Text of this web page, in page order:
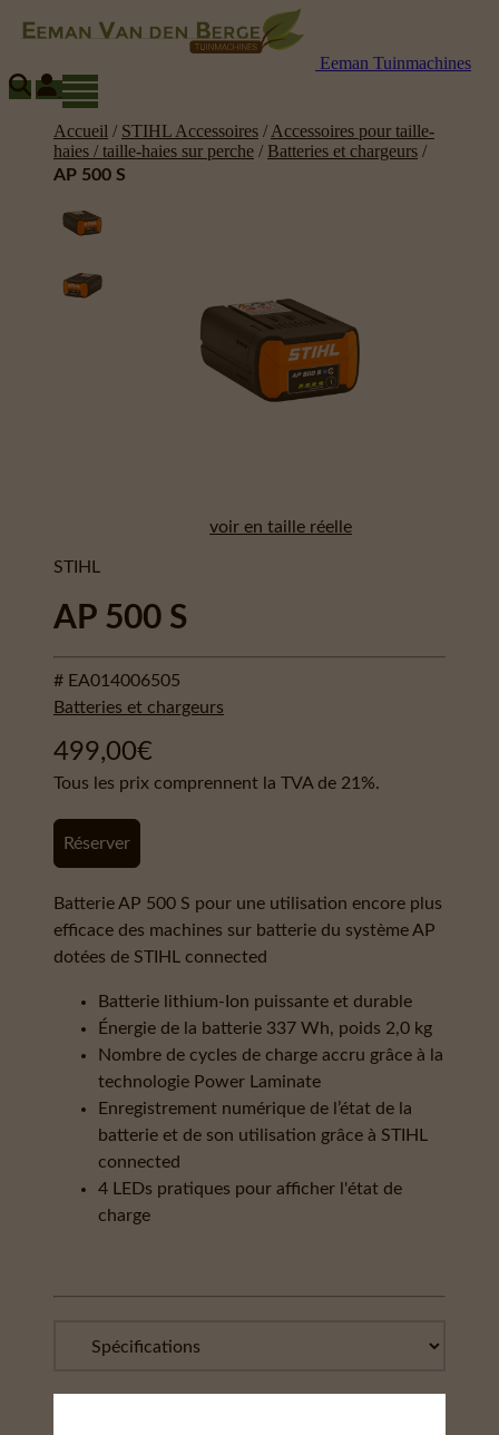
Eeman Tuinmachines
Accueil / STIHL Accessoires / Accessoires pour taille-
haies / taille-haies sur perche / Batteries et chargeurs /
AP 500 S
voir en taille réelle
STIHL
AP 500 S
# EA014006505
Batteries et chargeurs
499,00€
Tous les prix comprennent la TVA de 21%.
Réserver
Batterie AP 500 S pour une utilisation encore plus
efficace des machines sur batterie du système AP
dotées de STIHL connected
Batterie lithium-Ion puissante et durable
Énergie de la batterie 337 Wh, poids 2,0 kg
Nombre de cycles de charge accru grâce à la
technologie Power Laminate
Enregistrement numérique de l’état de la
batterie et de son utilisation grâce à STIHL
connected
4 LEDs pratiques pour afficher l'état de
charge